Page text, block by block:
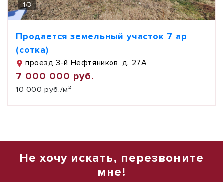
1/3
Продается земельный участок 7 ар
(сотка)
проезд 3-й Нефтяников, д. 27А
7 000 000 руб.
10 000 руб./м²
Не хочу искать, перезвоните
мне!